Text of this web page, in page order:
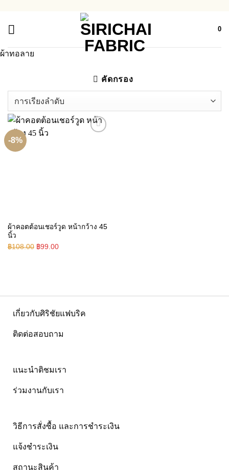
0
ผ้าทอลาย
คัดกรอง
-8%
ผ้าคอตต้อนเชอร์วูด หน้ากว้าง 45
นิ้ว
฿108.00 Original
฿99.00Current
เกี่ยวกับศิริชัยแฟบริค
ติดต่อสอบถาม
แนะนำติชมเรา
ร่วมงานกับเรา
วิธีการสั่งซื้อ และการชำระเงิน
แจ้งชำระเงิน
สถานะสินค้า